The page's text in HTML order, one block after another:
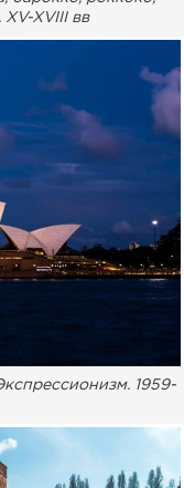
XV-XVIII вв
1959-